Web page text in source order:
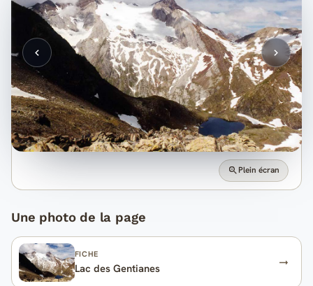
Plein écran
Une photo de la page
FICHE
Lac des Gentianes